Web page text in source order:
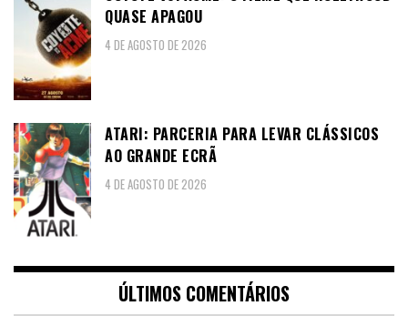
QUASE APAGOU
4 DE AGOSTO DE 2026
ATARI: PARCERIA PARA LEVAR CLÁSSICOS
AO GRANDE ECRÃ
4 DE AGOSTO DE 2026
ÚLTIMOS COMENTÁRIOS